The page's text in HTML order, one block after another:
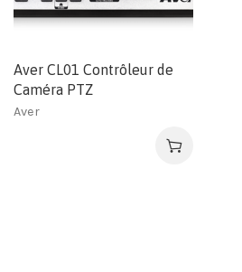
Aver CL01 Contrôleur de
Caméra PTZ
Aver